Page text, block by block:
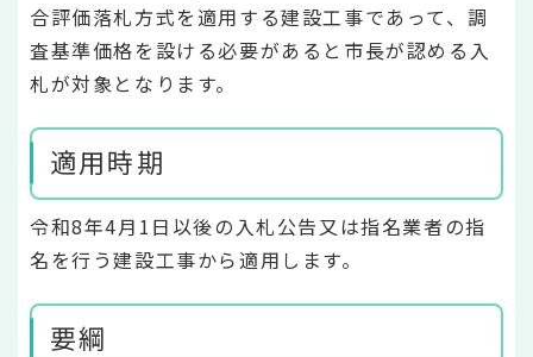
合評価落札方式を適用する建設工事であって、調
査基準価格を設ける必要があると市長が認める入
札が対象となります。
適用時期
令和8年4月1日以後の入札公告又は指名業者の指
名を行う建設工事から適用します。
要綱